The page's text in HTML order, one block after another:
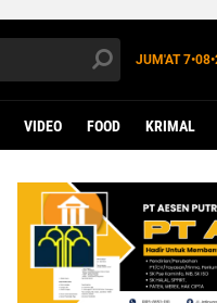
JUM'AT
VIDEO FOOD KRIMAL